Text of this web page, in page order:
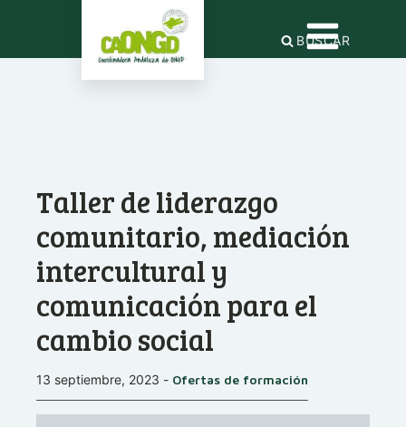
BUSCAR
Taller de liderazgo
comunitario, mediación
intercultural y
comunicación para el
cambio social
13 septiembre, 2023 - Ofertas de formación